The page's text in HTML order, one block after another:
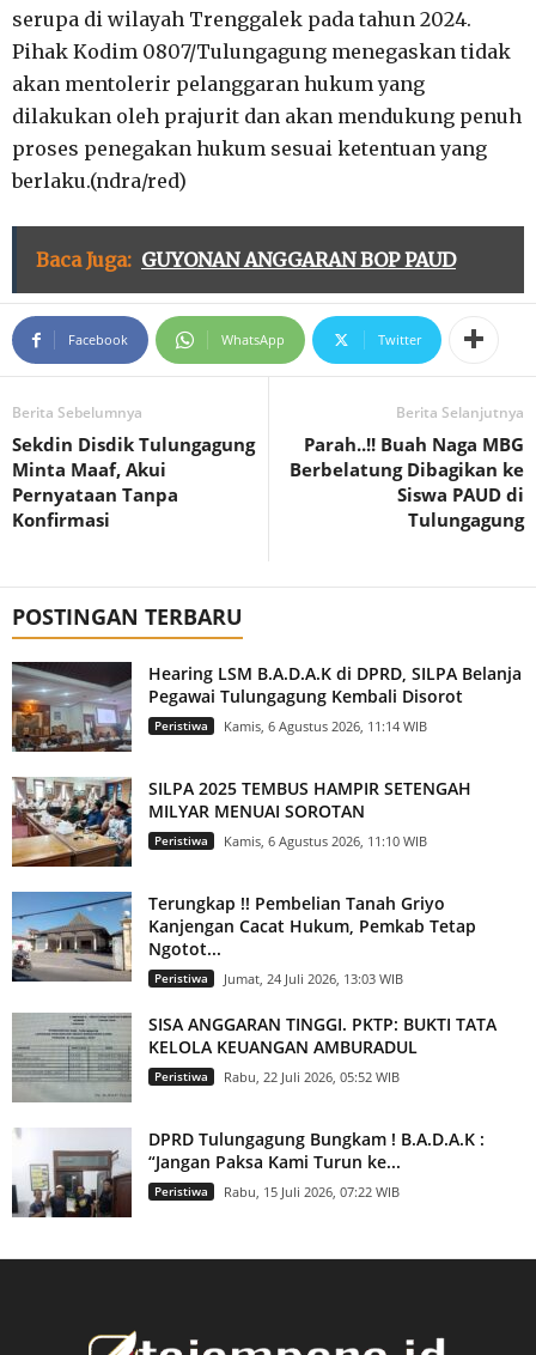
serupa di wilayah Trenggalek pada tahun 2024.
Pihak Kodim 0807/Tulungagung menegaskan tidak
akan mentolerir pelanggaran hukum yang
dilakukan oleh prajurit dan akan mendukung penuh
proses penegakan hukum sesuai ketentuan yang
berlaku.(ndra/red)
Baca Juga: GUYONAN ANGGARAN BOP PAUD
Facebook WhatsApp Twitter
Berita Sebelumnya
Sekdin Disdik Tulungagung
Minta Maaf, Akui
Pernyataan Tanpa
Konfirmasi
Berita Selanjutnya
Parah..!! Buah Naga MBG
Berbelatung Dibagikan ke
Siswa PAUD di
Tulungagung
POSTINGAN TERBARU
Hearing LSM B.A.D.A.K di DPRD, SILPA Belanja
Pegawai Tulungagung Kembali Disorot
Peristiwa Kamis, 6 Agustus 2026, 11:14 WIB
SILPA 2025 TEMBUS HAMPIR SETENGAH
MILYAR MENUAI SOROTAN
Peristiwa Kamis, 6 Agustus 2026, 11:10 WIB
Terungkap !! Pembelian Tanah Griyo
Kanjengan Cacat Hukum, Pemkab Tetap
Ngotot...
Peristiwa Jumat, 24 Juli 2026, 13:03 WIB
SISA ANGGARAN TINGGI. PKTP: BUKTI TATA
KELOLA KEUANGAN AMBURADUL
Peristiwa Rabu, 22 Juli 2026, 05:52 WIB
DPRD Tulungagung Bungkam ! B.A.D.A.K :
“Jangan Paksa Kami Turun ke...
Peristiwa Rabu, 15 Juli 2026, 07:22 WIB